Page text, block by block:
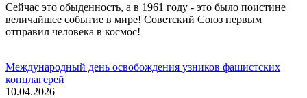
Сейчас это обыденность, а в 1961 году - это было поистине
величайшее событие в мире! Советский Союз первым
отправил человека в космос!
Международный день освобождения узников фашистских
концлагерей
10.04.2026